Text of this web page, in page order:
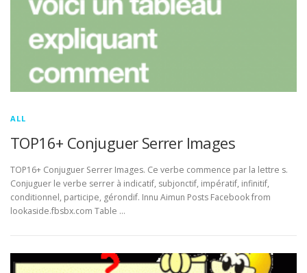
ALL
TOP16+ Conjuguer Serrer Images
TOP16+ Conjuguer Serrer Images. Ce verbe commence par la lettre s.
Conjuguer le verbe serrer à indicatif, subjonctif, impératif, infinitif,
conditionnel, participe, gérondif. Innu Aimun Posts Facebook from
lookaside.fbsbx.com Table …